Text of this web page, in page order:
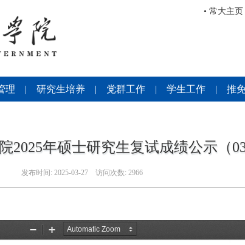
• 常大主页
理 | 研究生培养 | 党群工作 | 学生工作 | 推
2025年硕士研究生复试成绩公示（
发布时间: 2025-03-27访问次数: 2966